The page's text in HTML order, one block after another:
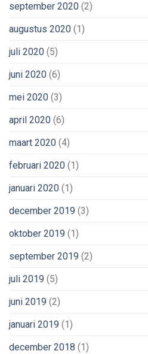
september 2020 (2)
augustus 2020 (1)
juli 2020 (5)
juni 2020 (6)
mei 2020 (3)
april 2020 (6)
maart 2020 (4)
februari 2020 (1)
januari 2020 (1)
december 2019 (3)
oktober 2019 (1)
september 2019 (2)
juli 2019 (5)
juni 2019 (2)
januari 2019 (1)
december 2018 (1)